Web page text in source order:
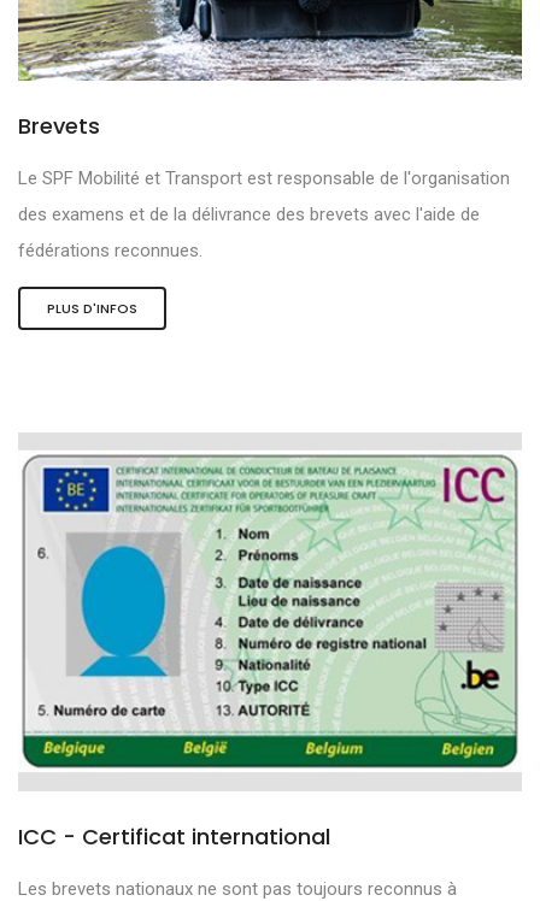
Brevets
Le SPF Mobilité et Transport est responsable de l'organisation
des examens et de la délivrance des brevets avec l'aide de
fédérations reconnues.
PLUS D'INFOS
ICC - Certificat international
Les brevets nationaux ne sont pas toujours reconnus à